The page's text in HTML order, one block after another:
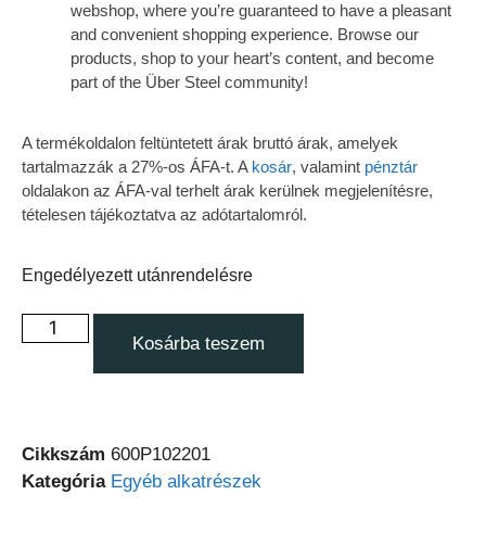
webshop, where you’re guaranteed to have a pleasant
and convenient shopping experience. Browse our
products, shop to your heart’s content, and become
part of the Über Steel community!
A termékoldalon feltüntetett árak bruttó árak, amelyek
tartalmazzák a 27%-os ÁFA-t. A kosár, valamint pénztár
oldalakon az ÁFA-val terhelt árak kerülnek megjelenítésre,
tételesen tájékoztatva az adótartalomról.
Engedélyezett utánrendelésre
Kosárba teszem
Cikkszám 600P102201
Kategória Egyéb alkatrészek